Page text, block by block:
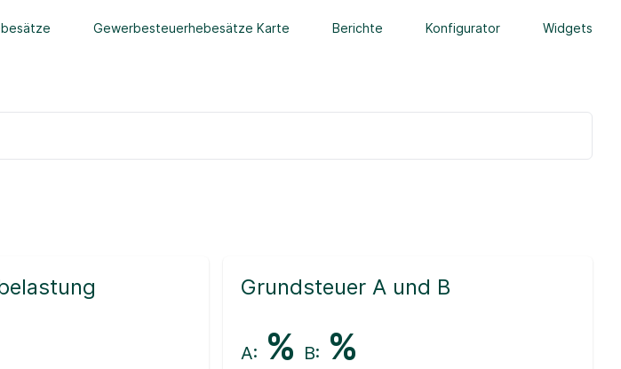
Gewerbesteuerhebesätze Karte Berichte Konfigurator Widgets
Grundsteuer A und B
A: % B: %